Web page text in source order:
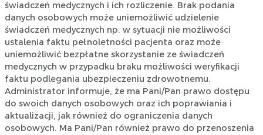
świadczeń medycznych i ich rozliczenie. Brak podania
danych osobowych może uniemożliwić udzielenie
świadczeń medycznych np. w sytuacji nie możliwości
ustalenia faktu pełnoletności pacjenta oraz może
uniemożliwić bezpłatne skorzystanie ze świadczeń
medycznych w przypadku braku możliwości weryfikacji
faktu podlegania ubezpieczeniu zdrowotnemu.
Administrator informuje, że ma Pani/Pan prawo dostępu
do swoich danych osobowych oraz ich poprawiania i
aktualizacji, jak również do ograniczenia danych
osobowych. Ma Pani/Pan również prawo do przenoszenia